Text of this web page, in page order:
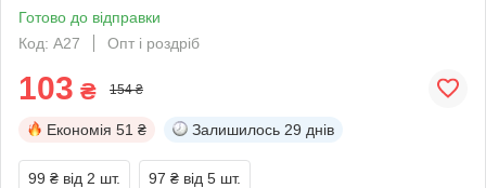
Готово до відправки
Код: А27
Опт і роздріб
103 ₴ 154 ₴
Економія 51 ₴ Залишилось 29 днів
99 ₴ від 2 шт. 97 ₴ від 5 шт.